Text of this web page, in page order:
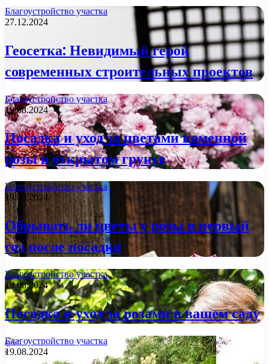
Благоустройство участка
27.12.2024
Геосетка: Невидимый герой
современных строительных проектов
Благоустройство участка
19.08.2024
Посадка и уход за цветами каменной
розы в открытом грунте
Благоустройство участка
19.08.2024
Обрывать ли цветы у розы в первый
год после посадки
Благоустройство участка
19.08.2024
Посадка и уход за розами в вашем саду
Благоустройство участка
19.08.2024